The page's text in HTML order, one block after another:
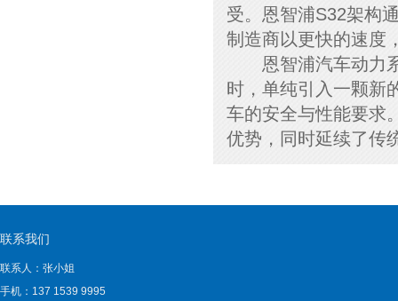
受。恩智浦S32架构
制造商以更快的速度
恩智浦汽车动力系
时，单纯引入一颗新
车的安全与性能要求
优势，同时延续了传
联系我们
联系人：张小姐
手机：137 1539 9995